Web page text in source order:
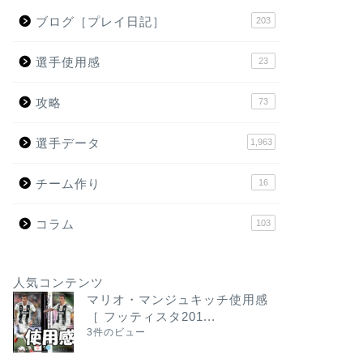
ブログ［プレイ日記］ 203
選手使用感 23
攻略 73
選手データ 1,963
チーム作り 16
コラム 103
人気コンテンツ
マリオ・マンジュキッチ使用感
［ フッティスタ201...
3件のビュー